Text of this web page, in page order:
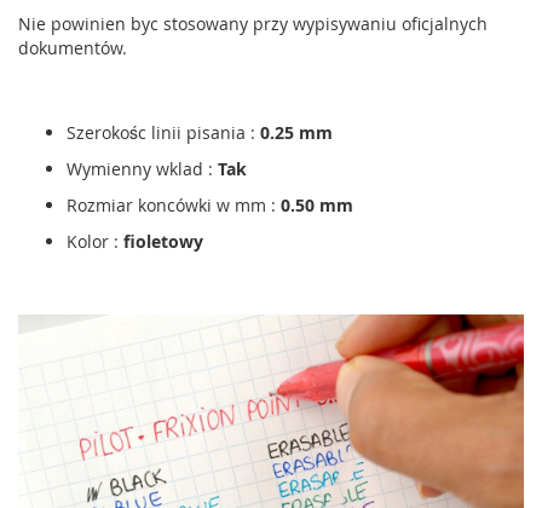
Nie powinien byc stosowany przy wypisywaniu oficjalnych
dokumentów.
Szerokośc linii pisania : 0.25 mm
Wymienny wklad : Tak
Rozmiar koncówki w mm : 0.50 mm
Kolor : fioletowy